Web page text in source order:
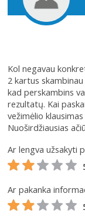
Kol negavau
2 kartus
kad perskambins
rezultatų. Kai
vežimėlio
Nuoširdžiausias
Ar lengva užsakyti
Ar pakanka